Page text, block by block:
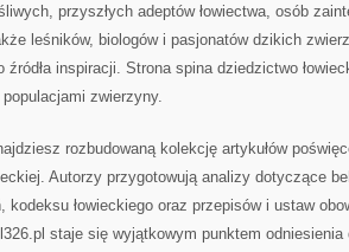
przyszłych adeptów łowiectwa, osób
leśników, biologów i pasjonatów dzikich
źródła inspiracji. Strona spina dziedzictwo
zwierzyny.
rozbudowaną kolekcję artykułów
Autorzy przygotowują analizy dotyczące
kodeksu łowieckiego oraz przepisów i ustaw
staje się wyjątkowym punktem